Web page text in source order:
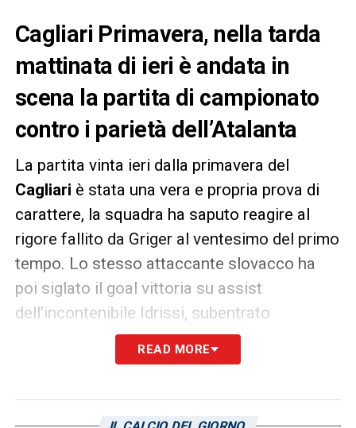
Cagliari Primavera, nella tarda
mattinata di ieri è andata in
scena la partita di campionato
contro i parietà dell’Atalanta
La partita vinta ieri dalla primavera del
Cagliari è stata una vera e propria prova di
carattere, la squadra ha saputo reagire al
rigore fallito da Griger al ventesimo del primo
tempo. Lo stesso attaccante slovacco ha
poi siglato il goal vittoria su assist
dell’incontenibile Idrissi, subentrato
all’acciaccato Sulis sul calare del primo
tempo. Cade quindi l’Atalantaad
READ MORE